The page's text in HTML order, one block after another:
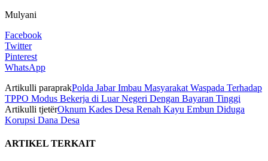
Mulyani
Facebook
Twitter
Pinterest
WhatsApp
Artikulli paraprakPolda Jabar Imbau Masyarakat Waspada Terhadap
TPPO Modus Bekerja di Luar Negeri Dengan Bayaran Tinggi
Artikulli tjetërOknum Kades Desa Renah Kayu Embun Diduga
Korupsi Dana Desa
ARTIKEL TERKAIT